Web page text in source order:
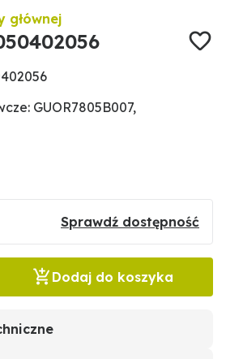
głównej
GUOR7805B007,
Sprawdź dostępność
Dodaj do koszyka